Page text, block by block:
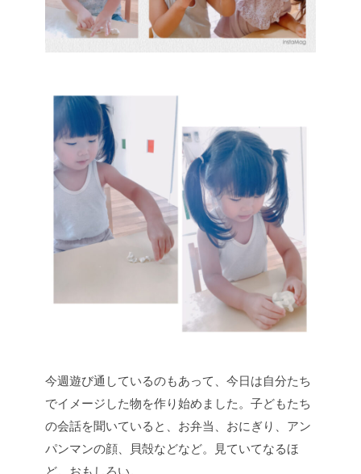
今週遊び通しているのもあって、今日は自分たち
でイメージした物を作り始めました。子どもたち
の会話を聞いていると、お弁当、おにぎり、アン
パンマンの顔、貝殻などなど。見ていてなるほ
ど。おもしろい。